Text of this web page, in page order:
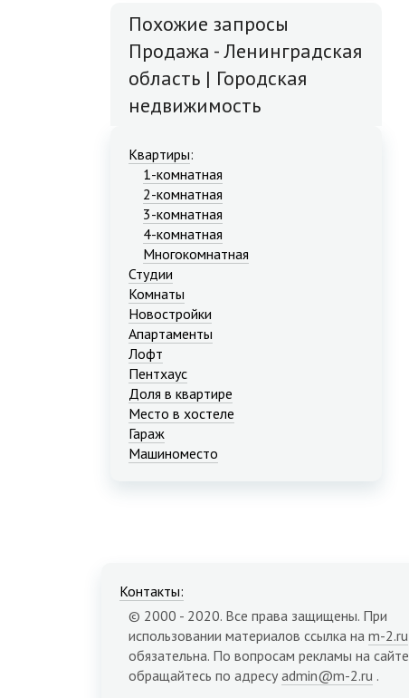
Похожие запросы
Продажа - Ленинградская
область | Городская
недвижимость
Квартиры:
1-комнатная
2-комнатная
3-комнатная
4-комнатная
Многокомнатная
Студии
Комнаты
Новостройки
Апартаменты
Лофт
Пентхаус
Доля в квартире
Место в хостеле
Гараж
Машиноместо
Контакты:
© 2000 - 2020. Все права защищены. При
использовании материалов ссылка на m-2.ru
обязательна. По вопросам рекламы на сайте
обращайтесь по адресу admin@m-2.ru .